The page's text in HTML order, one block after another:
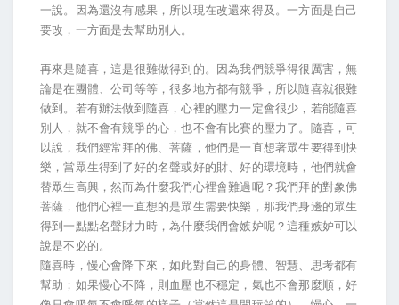
一說。因為還沒有感果，所以現在改還來得及。一方面是自己
要改，一方面是去幫助別人。
再來是隨喜，這是很難做得到的。因為我們競爭得很厲害，無
論是在團體、公司等等，很多地方都有競爭，所以隨喜就很難
做到。若有辦法做到隨喜，心裡的壓力一定會很少，若能隨喜
別人，就不會有競爭的心，也不會有比賽的壓力了。隨喜，可
以說，我們經常拜的佛、菩薩，他們是一直想著眾生要得到快
樂，當眾生得到了好的名聲或好的財、好的環境時，他們就會
替眾生高興，然而為什麼我們心裡會難過呢？我們拜的對象佛
菩薩，他們心裡一直想的是眾生需要快樂，那我們身邊的眾生
得到一點點名聲財力時，為什麼我們會嫉妒呢？這種嫉妒可以
說是不必的。
隨喜時，慢心會降下來，如此對自己的身體、智慧、思考都有
幫助；如果慢心不降，則血壓也不穩定，氣也不會那麼順，好